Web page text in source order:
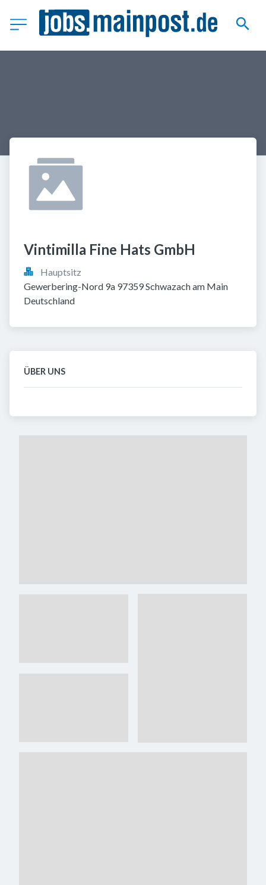
Vintimilla Fine Hats GmbH
Hauptsitz
Gewerbering-Nord 9a 97359 Schwazach am Main
Deutschland
ÜBER UNS